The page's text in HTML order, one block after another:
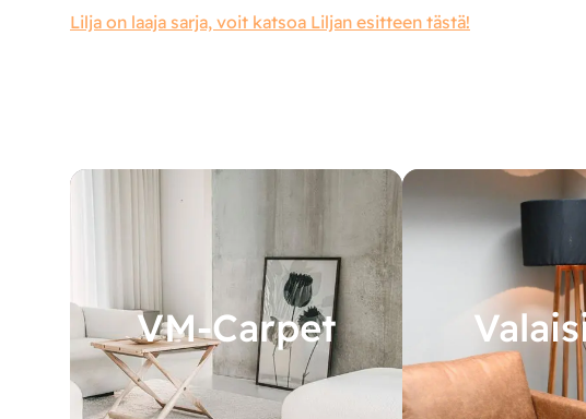
Lilja on laaja sarja, voit katsoa Liljan esitteen tästä!
VM-Carpet